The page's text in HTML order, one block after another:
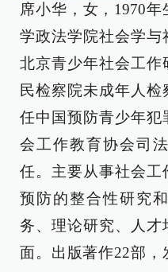
席小华，女，1970
学政法学院社会学与
北京青少年社会工作
民检察院未成年人
任中国预防青少年犯
会工作教育协会司
任。主要从事社会工
预防的整合性研究
务、理论研究、人才
面。出版著作22部